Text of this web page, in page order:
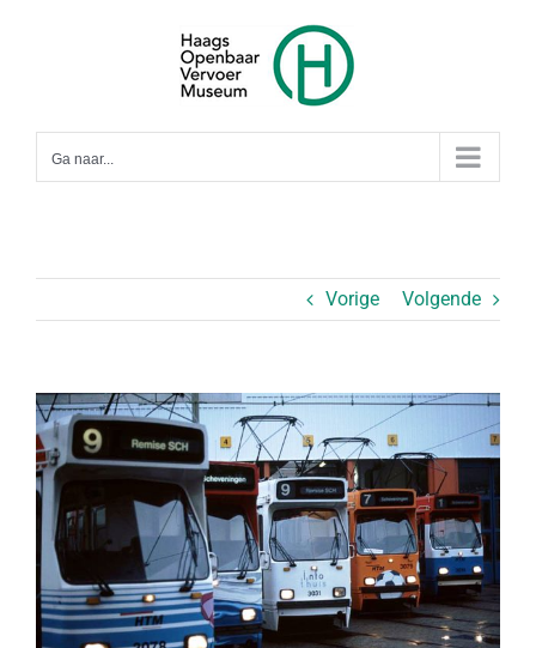
Ga naar...
Vorige Volgende
Bekijk
grotere
afbeelding